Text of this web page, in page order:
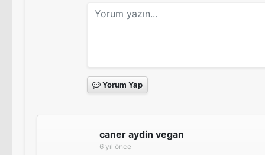
Yorum Yap
caner aydin vegan
6 yıl önce